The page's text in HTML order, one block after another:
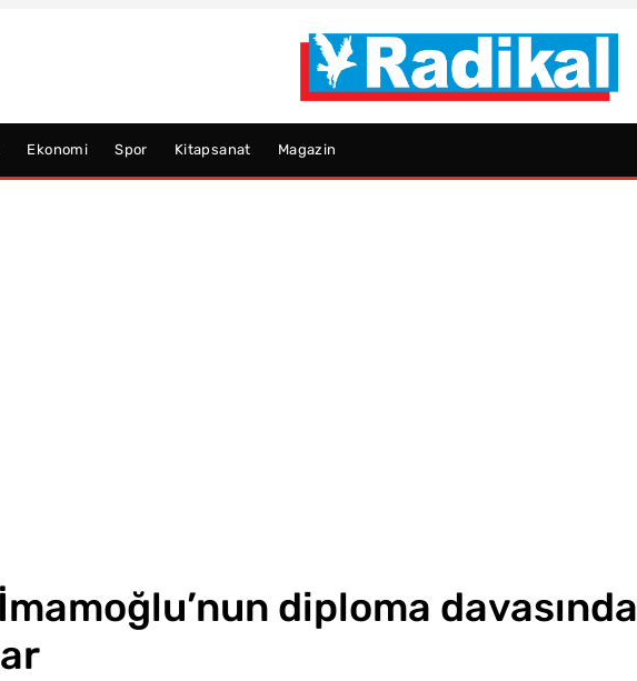
Ekonomi Spor Kitapsanat Magazin
diploma davasında